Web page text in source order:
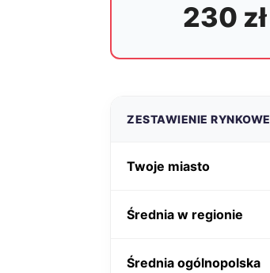
230 zł
ZESTAWIENIE RYNKOWE
Twoje miasto
Średnia w regionie
Średnia ogólnopolska